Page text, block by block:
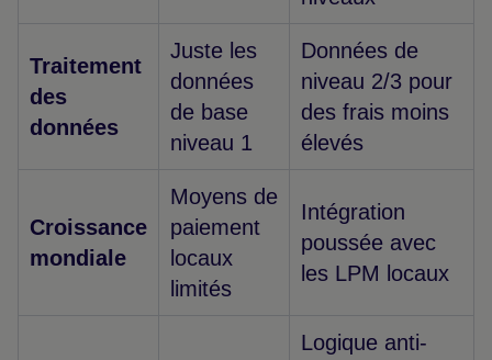
Traitement
des
données
Juste les
données
de base
niveau 1
Données de
niveau 2/3 pour
des frais moins
élevés
Croissance
mondiale
Moyens de
paiement
locaux
limités
Intégration
poussée avec
les LPM locaux
Logique anti-